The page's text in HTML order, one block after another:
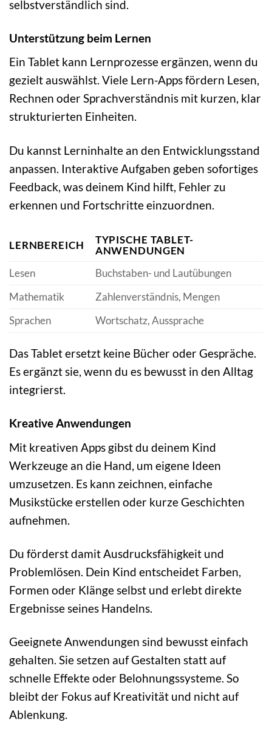
selbstverständlich sind.
Unterstützung beim Lernen
Ein Tablet kann Lernprozesse ergänzen, wenn du
gezielt auswählst. Viele Lern-Apps fördern Lesen,
Rechnen oder Sprachverständnis mit kurzen, klar
strukturierten Einheiten.
Du kannst Lerninhalte an den Entwicklungsstand
anpassen. Interaktive Aufgaben geben sofortiges
Feedback, was deinem Kind hilft, Fehler zu
erkennen und Fortschritte einzuordnen.
LERNBEREICH
TYPISCHE TABLET-
ANWENDUNGEN
Lesen
Buchstaben- und Lautübungen
Mathematik
Zahlenverständnis, Mengen
Sprachen
Wortschatz, Aussprache
Das Tablet ersetzt keine Bücher oder Gespräche.
Es ergänzt sie, wenn du es bewusst in den Alltag
integrierst.
Kreative Anwendungen
Mit kreativen Apps gibst du deinem Kind
Werkzeuge an die Hand, um eigene Ideen
umzusetzen. Es kann zeichnen, einfache
Musikstücke erstellen oder kurze Geschichten
aufnehmen.
Du förderst damit Ausdrucksfähigkeit und
Problemlösen. Dein Kind entscheidet Farben,
Formen oder Klänge selbst und erlebt direkte
Ergebnisse seines Handelns.
Geeignete Anwendungen sind bewusst einfach
gehalten. Sie setzen auf Gestalten statt auf
schnelle Effekte oder Belohnungssysteme. So
bleibt der Fokus auf Kreativität und nicht auf
Ablenkung.